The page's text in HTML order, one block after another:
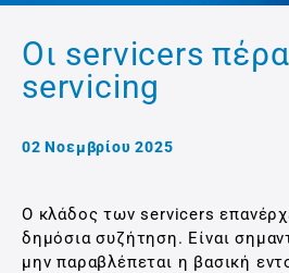
Οι servicers
servicing
02 Νοεμβρίου 2025
O κλάδος των servicers
δημόσια συζήτηση. Είναι
μην παραβλέπεται η βασική